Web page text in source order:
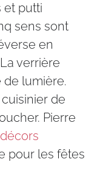
et putti
sens sont
en
verrière
lumière.
de
Pierre
décors
pour les fêtes